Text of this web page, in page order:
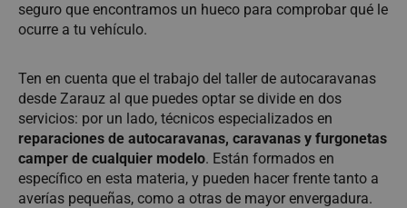
seguro que encontramos un hueco para comprobar qué le
ocurre a tu vehículo.
Ten en cuenta que el trabajo del taller de autocaravanas
desde Zarauz al que puedes optar se divide en dos
servicios: por un lado, técnicos especializados en
reparaciones de autocaravanas, caravanas y furgonetas
camper de cualquier modelo. Están formados en
específico en esta materia, y pueden hacer frente tanto a
averías pequeñas, como a otras de mayor envergadura.